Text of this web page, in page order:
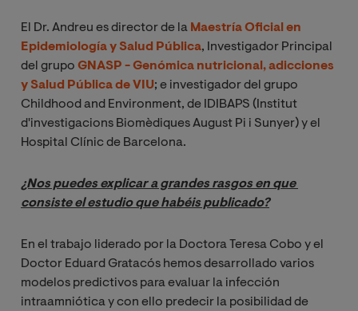
El Dr. Andreu es director de la Maestría Oficial en
Epidemiología y Salud Pública, Investigador Principal
del grupo GNASP - Genómica nutricional, adicciones
y Salud Pública de VIU; e investigador del grupo
Childhood and Environment, de IDIBAPS (Institut
d'investigacions Biomèdiques August Pi i Sunyer) y el
Hospital Clínic de Barcelona.
¿Nos puedes explicar a grandes rasgos en que
consiste el estudio que habéis publicado?
En el trabajo liderado por la Doctora Teresa Cobo y el
Doctor Eduard Gratacós hemos desarrollado varios
modelos predictivos para evaluar la infección
intraamniótica y con ello predecir la posibilidad de